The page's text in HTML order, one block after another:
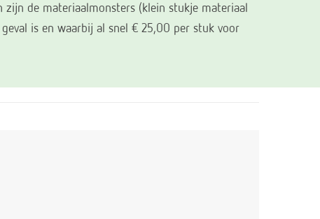
de materiaalmonsters (klein stukje materiaal
is en waarbij al snel € 25,00 per stuk voor